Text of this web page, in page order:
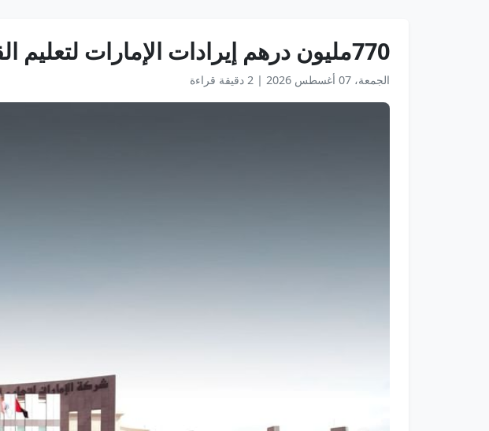
770مليون درهم إيرادات الإمارات لتعليم القيادة في 2025
الجمعة، 07 أغسطس 2026 | 2 دقيقة قراءة